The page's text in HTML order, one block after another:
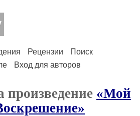
Рецензии
Поиск
Вход для авторов
произведение «Мой